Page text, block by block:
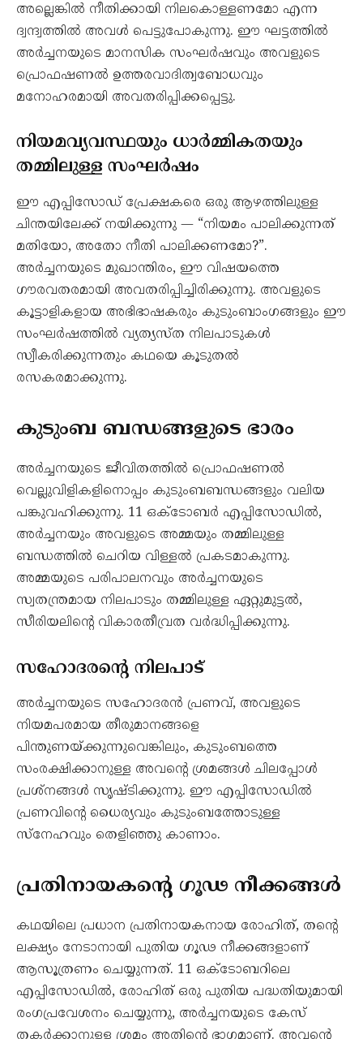
അല്ലെങ്കിൽ നീതിക്കായി നിലകൊള്ളണമോ എന്ന
ദ്വന്ദ്വത്തിൽ അവൾ പെട്ടുപോകുന്നു. ഈ ഘട്ടത്തിൽ
അർച്ചനയുടെ മാനസിക സംഘർഷവും അവളുടെ
പ്രൊഫഷണൽ ഉത്തരവാദിത്വബോധവും
മനോഹരമായി അവതരിപ്പിക്കപ്പെട്ടു.
നിയമവ്യവസ്ഥയും ധാർമ്മികതയും
തമ്മിലുള്ള സംഘർഷം
ഈ എപ്പിസോഡ് പ്രേക്ഷകരെ ഒരു ആഴത്തിലുള്ള
ചിന്തയിലേക്ക് നയിക്കുന്നു — “നിയമം പാലിക്കുന്നത്
മതിയോ, അതോ നീതി പാലിക്കണമോ?”.
അർച്ചനയുടെ മുഖാന്തിരം, ഈ വിഷയത്തെ
ഗൗരവതരമായി അവതരിപ്പിച്ചിരിക്കുന്നു. അവളുടെ
കൂട്ടാളികളായ അഭിഭാഷകരും കുടുംബാംഗങ്ങളും ഈ
സംഘർഷത്തിൽ വ്യത്യസ്ത നിലപാടുകൾ
സ്വീകരിക്കുന്നതും കഥയെ കൂടുതൽ
രസകരമാക്കുന്നു.
കുടുംബ ബന്ധങ്ങളുടെ ഭാരം
അർച്ചനയുടെ ജീവിതത്തിൽ പ്രൊഫഷണൽ
വെല്ലുവിളികളിനൊപ്പം കുടുംബബന്ധങ്ങളും വലിയ
പങ്കുവഹിക്കുന്നു. 11 ഒക്‌ടോബർ എപ്പിസോഡിൽ,
അർച്ചനയും അവളുടെ അമ്മയും തമ്മിലുള്ള
ബന്ധത്തിൽ ചെറിയ വിള്ളൽ പ്രകടമാകുന്നു.
അമ്മയുടെ പരിപാലനവും അർച്ചനയുടെ
സ്വതന്ത്രമായ നിലപാടും തമ്മിലുള്ള ഏറ്റുമുട്ടൽ,
സീരിയലിന്റെ വികാരതീവ്രത വർദ്ധിപ്പിക്കുന്നു.
സഹോദരന്റെ നിലപാട്
അർച്ചനയുടെ സഹോദരൻ പ്രണവ്, അവളുടെ
നിയമപരമായ തീരുമാനങ്ങളെ
പിന്തുണയ്ക്കുന്നുവെങ്കിലും, കുടുംബത്തെ
സംരക്ഷിക്കാനുള്ള അവന്റെ ശ്രമങ്ങൾ ചിലപ്പോൾ
പ്രശ്‌നങ്ങൾ സൃഷ്ടിക്കുന്നു. ഈ എപ്പിസോഡിൽ
പ്രണവിന്റെ ധൈര്യവും കുടുംബത്തോടുള്ള
സ്നേഹവും തെളിഞ്ഞു കാണാം.
പ്രതിനായകന്റെ ഗൂഢ നീക്കങ്ങൾ
കഥയിലെ പ്രധാന പ്രതിനായകനായ രോഹിത്, തന്റെ
ലക്ഷ്യം നേടാനായി പുതിയ ഗൂഢ നീക്കങ്ങളാണ്
ആസൂത്രണം ചെയ്യുന്നത്. 11 ഒക്‌ടോബറിലെ
എപ്പിസോഡിൽ, രോഹിത് ഒരു പുതിയ പദ്ധതിയുമായി
രംഗപ്രവേശനം ചെയ്യുന്നു, അർച്ചനയുടെ കേസ്